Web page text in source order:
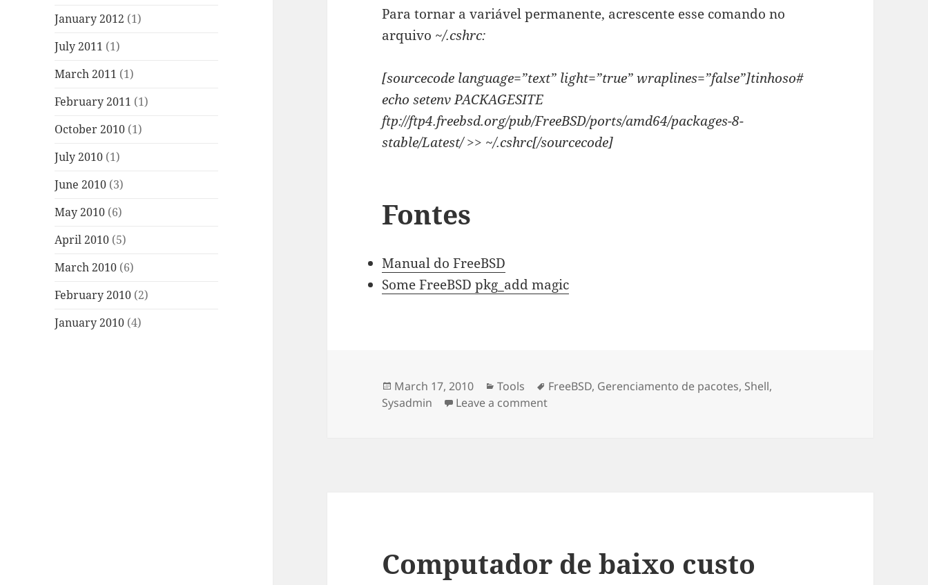
January 2012 (1)
July 2011 (1)
March 2011 (1)
February 2011 (1)
October 2010 (1)
July 2010 (1)
June 2010 (3)
May 2010 (6)
April 2010 (5)
March 2010 (6)
February 2010 (2)
January 2010 (4)
Para tornar a variável permanente, acrescente esse comando no
arquivo ~/.cshrc:
[sourcecode language=”text” light=”true” wraplines=”false”]tinhoso#
echo setenv PACKAGESITE
ftp://ftp4.freebsd.org/pub/FreeBSD/ports/amd64/packages-8-
stable/Latest/ >> ~/.cshrc[/sourcecode]
Fontes
Manua l do FreeBSD
Some FreeBSD pkg_add magic
Posted
on
March 17, 2010 Categories
Tools Tags
FreeBSD, Gerenciamento de pacotes, Shell,
Sysadmin
Leave a comment
Computador de baixo custo